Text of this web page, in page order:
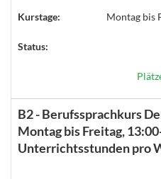
Kurstage: Montag bis
Status:
B2 - Berufssprachkurs
Montag bis Freitag,
Unterrichtsstunden pro